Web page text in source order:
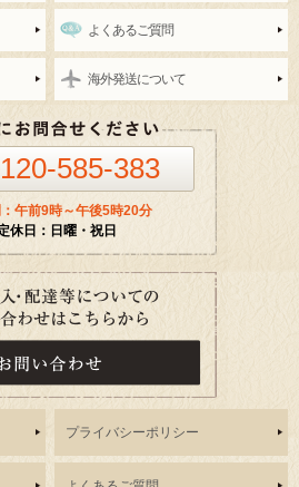
よくあるご質問
海外発送について
585-383
午前9時～午後5時20分
休日：日曜・祝日
プライバシーポリシー